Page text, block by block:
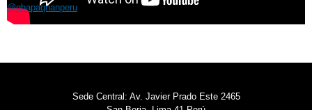
@qhapaqnanperu
Sede Central: Av. Javier Prado Este 2465